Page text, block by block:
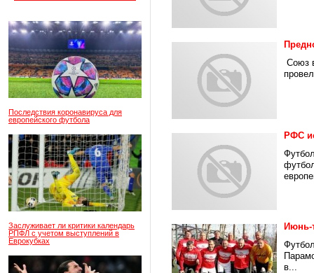
Последствия коронавируса для
европейского футбола
Заслуживает ли критики календарь
РПФЛ с учетом выступлений в
Еврокубках
Союз
РФС
Июнь-
в...